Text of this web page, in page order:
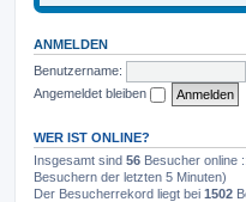
ANMELDEN
Benutzername:
Angemeldet bleiben
WER IST ONLINE?
Insgesamt sind 56 Besucher online
Besuchern der letzten 5 Minuten)
Der Besucherrekord liegt bei 1502